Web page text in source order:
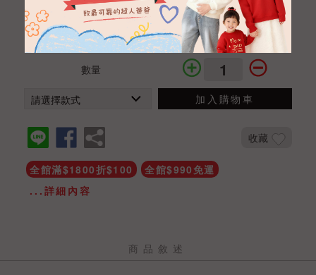
NTD 1290
NTD 899
商品編號
THA021001023
數量
加入購物車
收藏
全館滿$1800折$100
全館$990免運
...詳細內容
商品敘述